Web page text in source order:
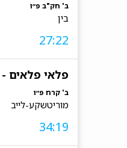
ב' חק"ב פ״ו
בין
27:22
פלאי פלאים -
ב' קרח פ״ו
מוריטשקע-לייב
34:19